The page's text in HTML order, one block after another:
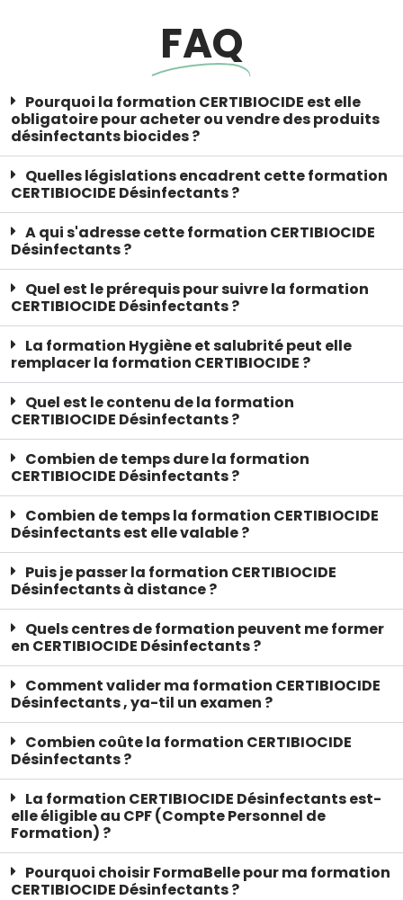
FAQ
Pourquoi la formation CERTIBIOCIDE est elle
obligatoire pour acheter ou vendre des produits
désinfectants biocides ?
Quelles législations encadrent cette formation
CERTIBIOCIDE Désinfectants ?
A qui s'adresse cette formation CERTIBIOCIDE
Désinfectants ?
Quel est le prérequis pour suivre la formation
CERTIBIOCIDE Désinfectants ?
La formation Hygiène et salubrité peut elle
remplacer la formation CERTIBIOCIDE ?
Quel est le contenu de la formation
CERTIBIOCIDE Désinfectants ?
Combien de temps dure la formation
CERTIBIOCIDE Désinfectants ?
Combien de temps la formation CERTIBIOCIDE
Désinfectants est elle valable ?
Puis je passer la formation CERTIBIOCIDE
Désinfectants à distance ?
Quels centres de formation peuvent me former
en CERTIBIOCIDE Désinfectants ?
Comment valider ma formation CERTIBIOCIDE
Désinfectants , ya-til un examen ?
Combien coûte la formation CERTIBIOCIDE
Désinfectants ?
La formation CERTIBIOCIDE Désinfectants est-
elle éligible au CPF (Compte Personnel de
Formation) ?
Pourquoi choisir FormaBelle pour ma formation
CERTIBIOCIDE Désinfectants ?